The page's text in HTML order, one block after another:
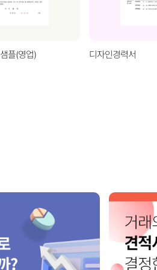
플(영업) 디자인경력서